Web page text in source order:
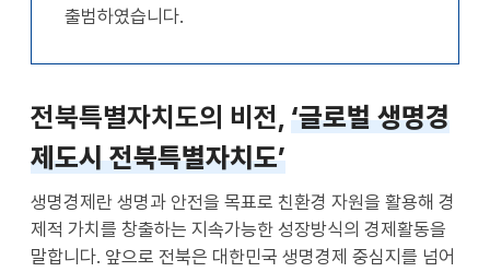
출범하였습니다.
전북특별자치도의 비전, ‘글로벌 생명경
제도시 전북특별자치도’
생명경제란 생명과 안전을 목표로 친환경 자원을 활용해 경
제적 가치를 창출하는 지속가능한 성장방식의 경제활동을
말합니다. 앞으로 전북은 대한민국 생명경제 중심지를 넘어